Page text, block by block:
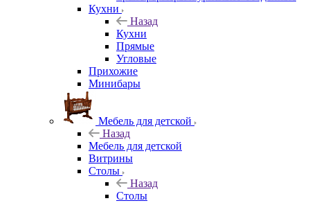
Кухни
Назад
Кухни
Прямые
Угловые
Прихожие
Минибары
Мебель для детской
Назад
Мебель для детской
Витрины
Столы
Назад
Столы